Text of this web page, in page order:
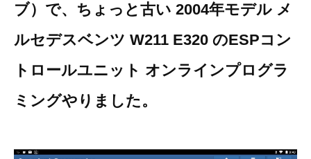
TPMS（4）
バッテリーテスター（4）
イタリア/フランス車（27）
日本車（40）
その他（6）
ブ）で、ちょっと古い 2004年モデル メ
ルセデスベンツ W211 E320 のESPコン
トロールユニット オンラインプログラ
ミングやりました。